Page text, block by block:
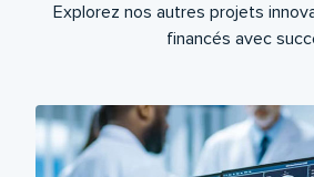
Explorez nos autres projets
financés avec